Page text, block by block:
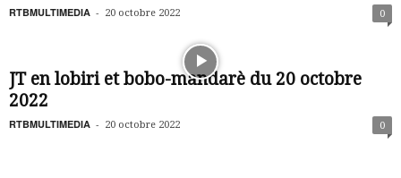
RTBMULTIMEDIA - 20 octobre 2022 0
JT en lobiri et bobo-mandarè du 20 octobre
2022
RTBMULTIMEDIA - 20 octobre 2022 0